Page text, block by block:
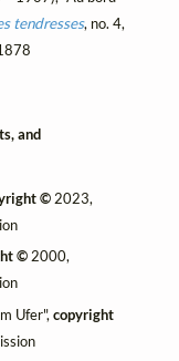
tendresses, no. 4,
and
©2023,
©2000,
Ufer",copyright